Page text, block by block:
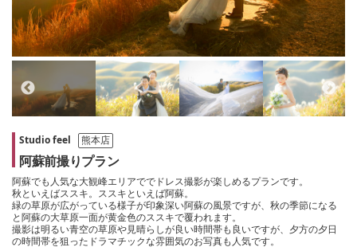
Studio feel 熊本店
阿蘇前撮りプラン
阿蘇でも人気な大観峰エリアででドレス撮影が楽しめるプランです。
秋といえばススキ。ススキといえば阿蘇。
緑の草原が広がっている様子が印象深い阿蘇の風景ですが、秋の季節になる
と阿蘇の大草原一面が黄金色のススキで覆われます。
撮影は明るい青空の草原や見晴らしが良い時間帯も良いですが、夕方の夕日
の時間帯を狙ったドラマチックな雰囲気のお写真も人気です。